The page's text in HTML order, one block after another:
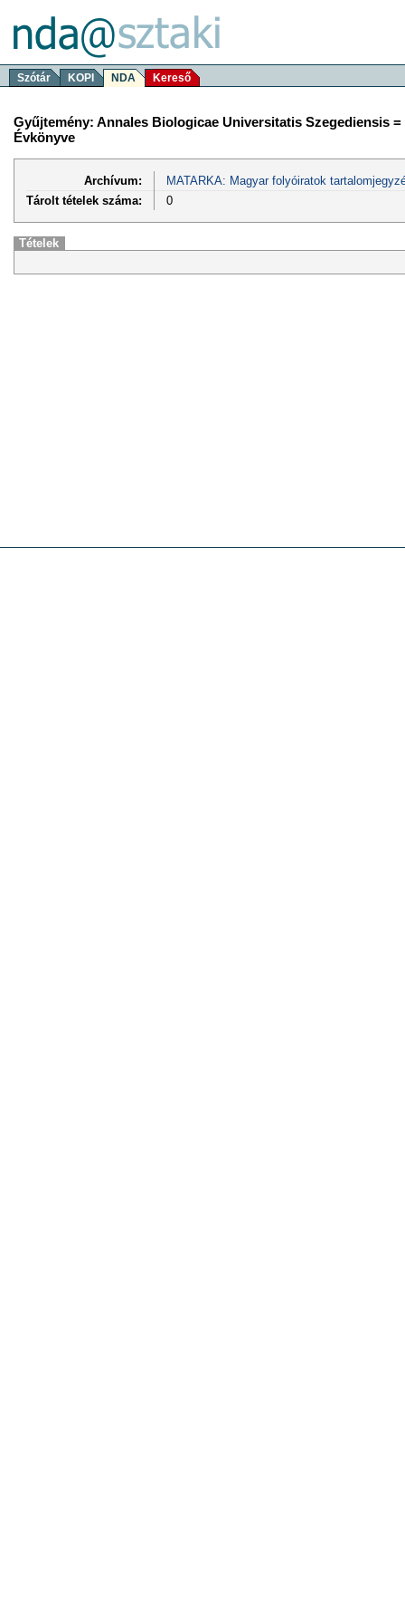
Szótár KOPI NDA Kereső
Gyűjtemény: Annales Biologicae Universitatis Szegediensis
Évkönyve
Archívum:
MATARKA: Magyar folyóiratok
Tárolt tételek száma:
0
Tételek